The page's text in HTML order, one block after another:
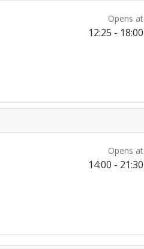
Opens at
12:25 - 18:00
Opens at
14:00 - 21:30